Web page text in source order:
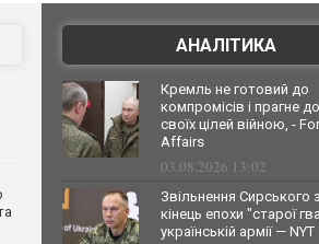
АНАЛІТИКА
Кремль не готовий до
компромісів і прагне
своїх цілей війною, -
Affairs
03.08.2026 13:02
Звільнення Сирського
кінець епохи "старої
українській армії — NYT